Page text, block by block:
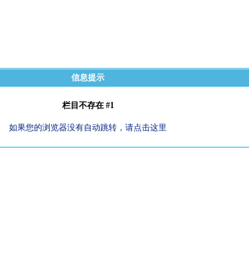
信息提示
栏目不存在 #1
如果您的浏览器没有自动跳转，请点击这里